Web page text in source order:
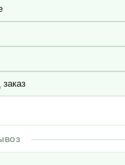
заказ